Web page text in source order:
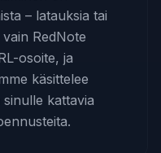
– latauksia tai
RedNote
osoite, ja
käsittelee
kattavia